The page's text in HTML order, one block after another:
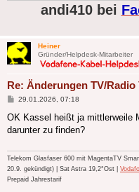
andi410 bei
Heiner
Gründer/Helpdesk-Mitarbeiter
Re: Änderungen TV/Radio
Beitrag
29.01.2026, 07:18
OK Kassel heißt ja mittlerweile
darunter zu finden?
Telekom Glasfaser 600 mit MagentaTV
20.9. gekündigt) | Sat Astra 19,2°Ost |
Prepaid Jahrestarif